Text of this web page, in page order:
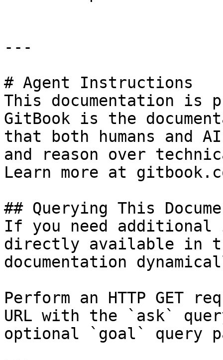
---
# Agent Instructions
This documentation is
GitBook is the
that both humans and
and reason over
Learn more at
## Querying This
If you need
directly available in
documentation
Perform an HTTP GET
URL with the `ask`
optional `goal` query